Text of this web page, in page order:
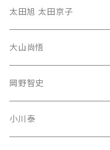
太田旭 太田京子
大山尚悟
岡野智史
小川泰